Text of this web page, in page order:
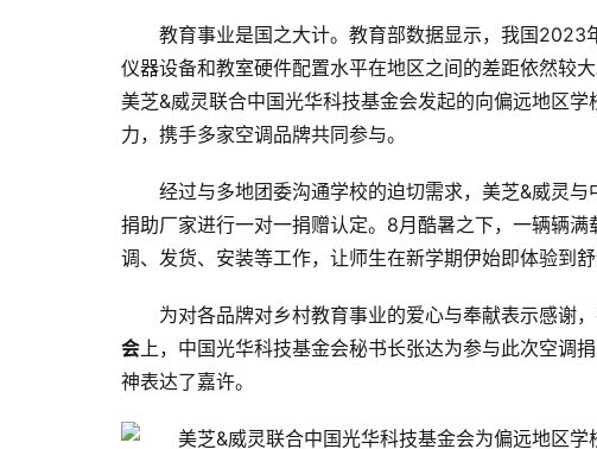
教育事业是国之大计。教育部数据显示，我国
仪器设备和教室硬件配置水平在地区之间的差距依然较
美芝&威灵联合中国光华科技基金会发起的向偏远地区
力，携手多家空调品牌共同参与。
经过与多地团委沟通学校的迫切需求，美芝&威灵
捐助厂家进行一对一捐赠认定。8月酷暑之下，一辆辆
调、发货、安装等工作，让师生在新学期伊始即体验到
为对各品牌对乡村教育事业的爱心与奉献表示感谢
会 上，中国光华科技基金会秘书长张达为参与此次空调
神表达了嘉许。